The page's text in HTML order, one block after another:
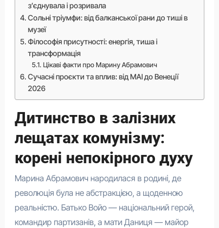
з’єднувала і розривала
Сольні тріумфи: від балканської рани до тиші в
музеї
Філософія присутності: енергія, тиша і
трансформація
Цікаві факти про Марину Абрамович
Сучасні проєкти та вплив: від MAI до Венеції
2026
Дитинство в залізних
лещатах комунізму:
корені непокірного духу
Марина Абрамович народилася в родині, де
революція була не абстракцією, а щоденною
реальністю. Батько Войо — національний герой,
командир партизанів, а мати Даниця — майор